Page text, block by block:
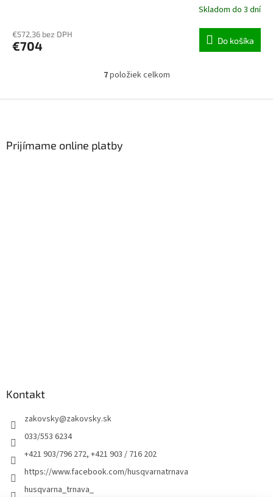
Skladom do 3 dní
€572,36 bez DPH
€704 Do košíka
Ovládacie prvky výpisu
7položiek celkom
Prijímame online platby
Kontakt
zakovsky@zakovsky.sk
033/553 6234
+421 903/796 272, +421 903 / 716 202
https://www.facebook.com/husqvarnatrnava
husqvarna_trnava_